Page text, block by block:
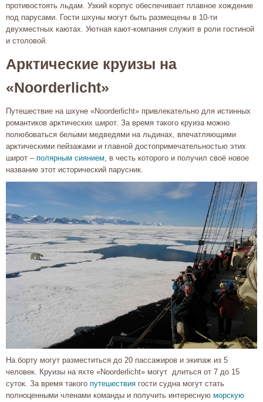
противостоять льдам. Узкий корпус обеспечивает плавное хождение
под парусами. Гости шхуны могут быть размещены в 10-ти
двухместных каютах. Уютная кают-компания служит в роли гостиной
и столовой.
Арктические круизы на
«Noorderlicht»
Путешествие на шхуне «Noorderlicht» привлекательно для истинных
романтиков арктических широт. За время такого круиза можно
полюбоваться белыми медведями на льдинах, впечатляющими
арктическими пейзажами и главной достопримечательностью этих
широт – полярным сиянием, в честь которого и получил своё новое
название этот исторический парусник.
На борту могут разместиться до 20 пассажиров и экипаж из 5
человек. Круизы на яхте «Noorderlicht» могут длиться от 7 до 15
суток. За время такого путешествия гости судна могут стать
полноценными членами команды и получить интересную морскую